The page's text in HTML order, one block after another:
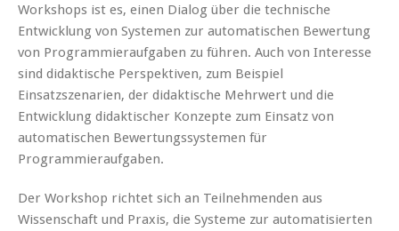
Workshops ist es, einen Dialog über die technische
Entwicklung von Systemen zur automatischen Bewertung
von Programmieraufgaben zu führen. Auch von Interesse
sind didaktische Perspektiven, zum Beispiel
Einsatzszenarien, der didaktische Mehrwert und die
Entwicklung didaktischer Konzepte zum Einsatz von
automatischen Bewertungssystemen für
Programmieraufgaben.
Der Workshop richtet sich an Teilnehmenden aus
Wissenschaft und Praxis, die Systeme zur automatisierten